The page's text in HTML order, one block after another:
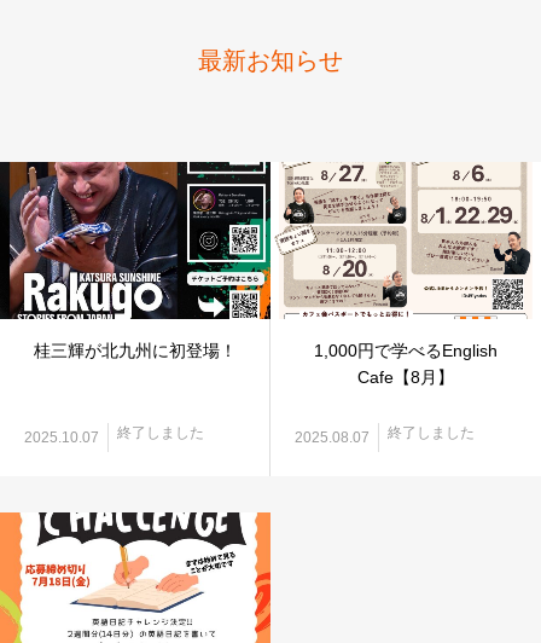
最新お知らせ
桂三輝が北九州に初登場！
2025.10.07 終了しました
1,000円で学べるEnglish
Cafe【8月】
2025.08.07 終了しました